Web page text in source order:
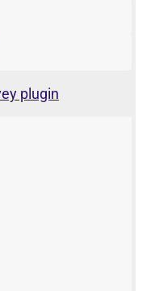
plugin